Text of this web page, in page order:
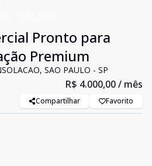
Pronto para
Premium
SAO PAULO - SP
R$ 4.000,00/ mês
Compartilhar Favorito